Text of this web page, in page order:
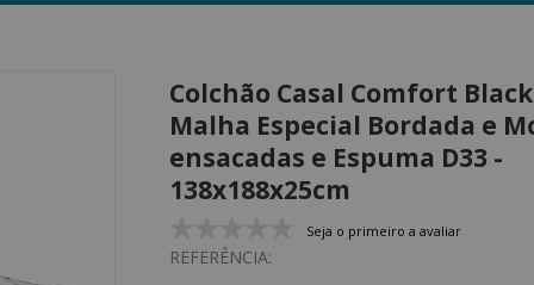
Colchão Casal Comfort
Malha Especial Bordada e
ensacadas e Espuma D33 -
138x188x25cm
Seja o primeiro a avaliar
REFERÊNCIA: